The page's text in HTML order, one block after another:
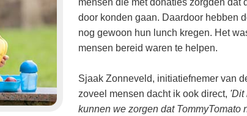
mensen die met donaties zorgden dat
door konden gaan. Daardoor hebben
nog gewoon hun lunch kregen. Het
mensen bereid waren te helpen.
Sjaak Zonneveld, initiatiefnemer van
zoveel mensen dacht ik ook direct, 'Dit
kunnen we zorgen dat TommyTomato